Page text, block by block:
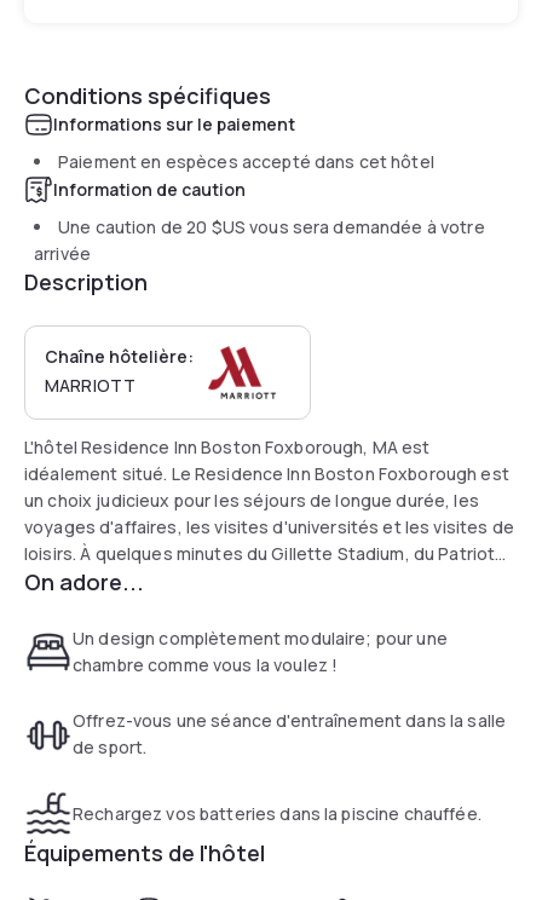
Conditions spécifiques
Informations sur le paiement
Paiement en espèces accepté dans cet hôtel
Information de caution
Une caution de20 $US vous sera demandée à votre
arrivée
Description
Chaîne hôtelière:
MARRIOTT
L'hôtel Residence Inn Boston Foxborough, MA est
idéalement situé. Le Residence Inn Boston Foxborough est
un choix judicieux pour les séjours de longue durée, les
voyages d'affaires, les visites d'universités et les visites de
loisirs. À quelques minutes du Gillette Stadium, du Patriot
Place et du Xfinity Center, cet hôtel populaire de Foxboro,
d'universités renommées, d'excellents restaurants et de
magasins.
On adore...
Un design complètement modulaire; pour une
chambre comme vous la voulez !
Offrez-vous une séance d'entraînement dans la salle
de sport.
Rechargez vos batteries dans la piscine chauffée.
Équipements de l'hôtel